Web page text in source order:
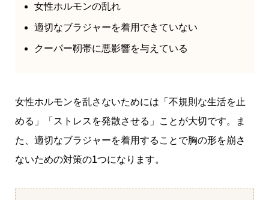
女性ホルモンの乱れ
適切なブラジャーを着用できていない
クーパー靭帯に悪影響を与えている
女性ホルモンを乱さないためには「不規則な生活を止
める」「ストレスを発散させる」ことが大切です。ま
た、適切なブラジャーを着用することで胸の形を崩さ
ないための対策の1つになります。